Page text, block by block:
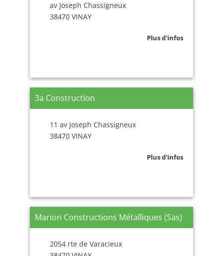
av Joseph Chassigneux
38470 VINAY
Plus d'infos
3a Construction
11 av Joseph Chassigneux
38470 VINAY
Plus d'infos
Marion Constructions Métalliques (Sas)
2054 rte de Varacieux